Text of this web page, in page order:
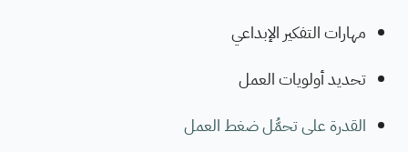
مهارات التفكير الإبداعي
تحديد أولويات العمل
القدرة على تحمُّل ضغط العمل